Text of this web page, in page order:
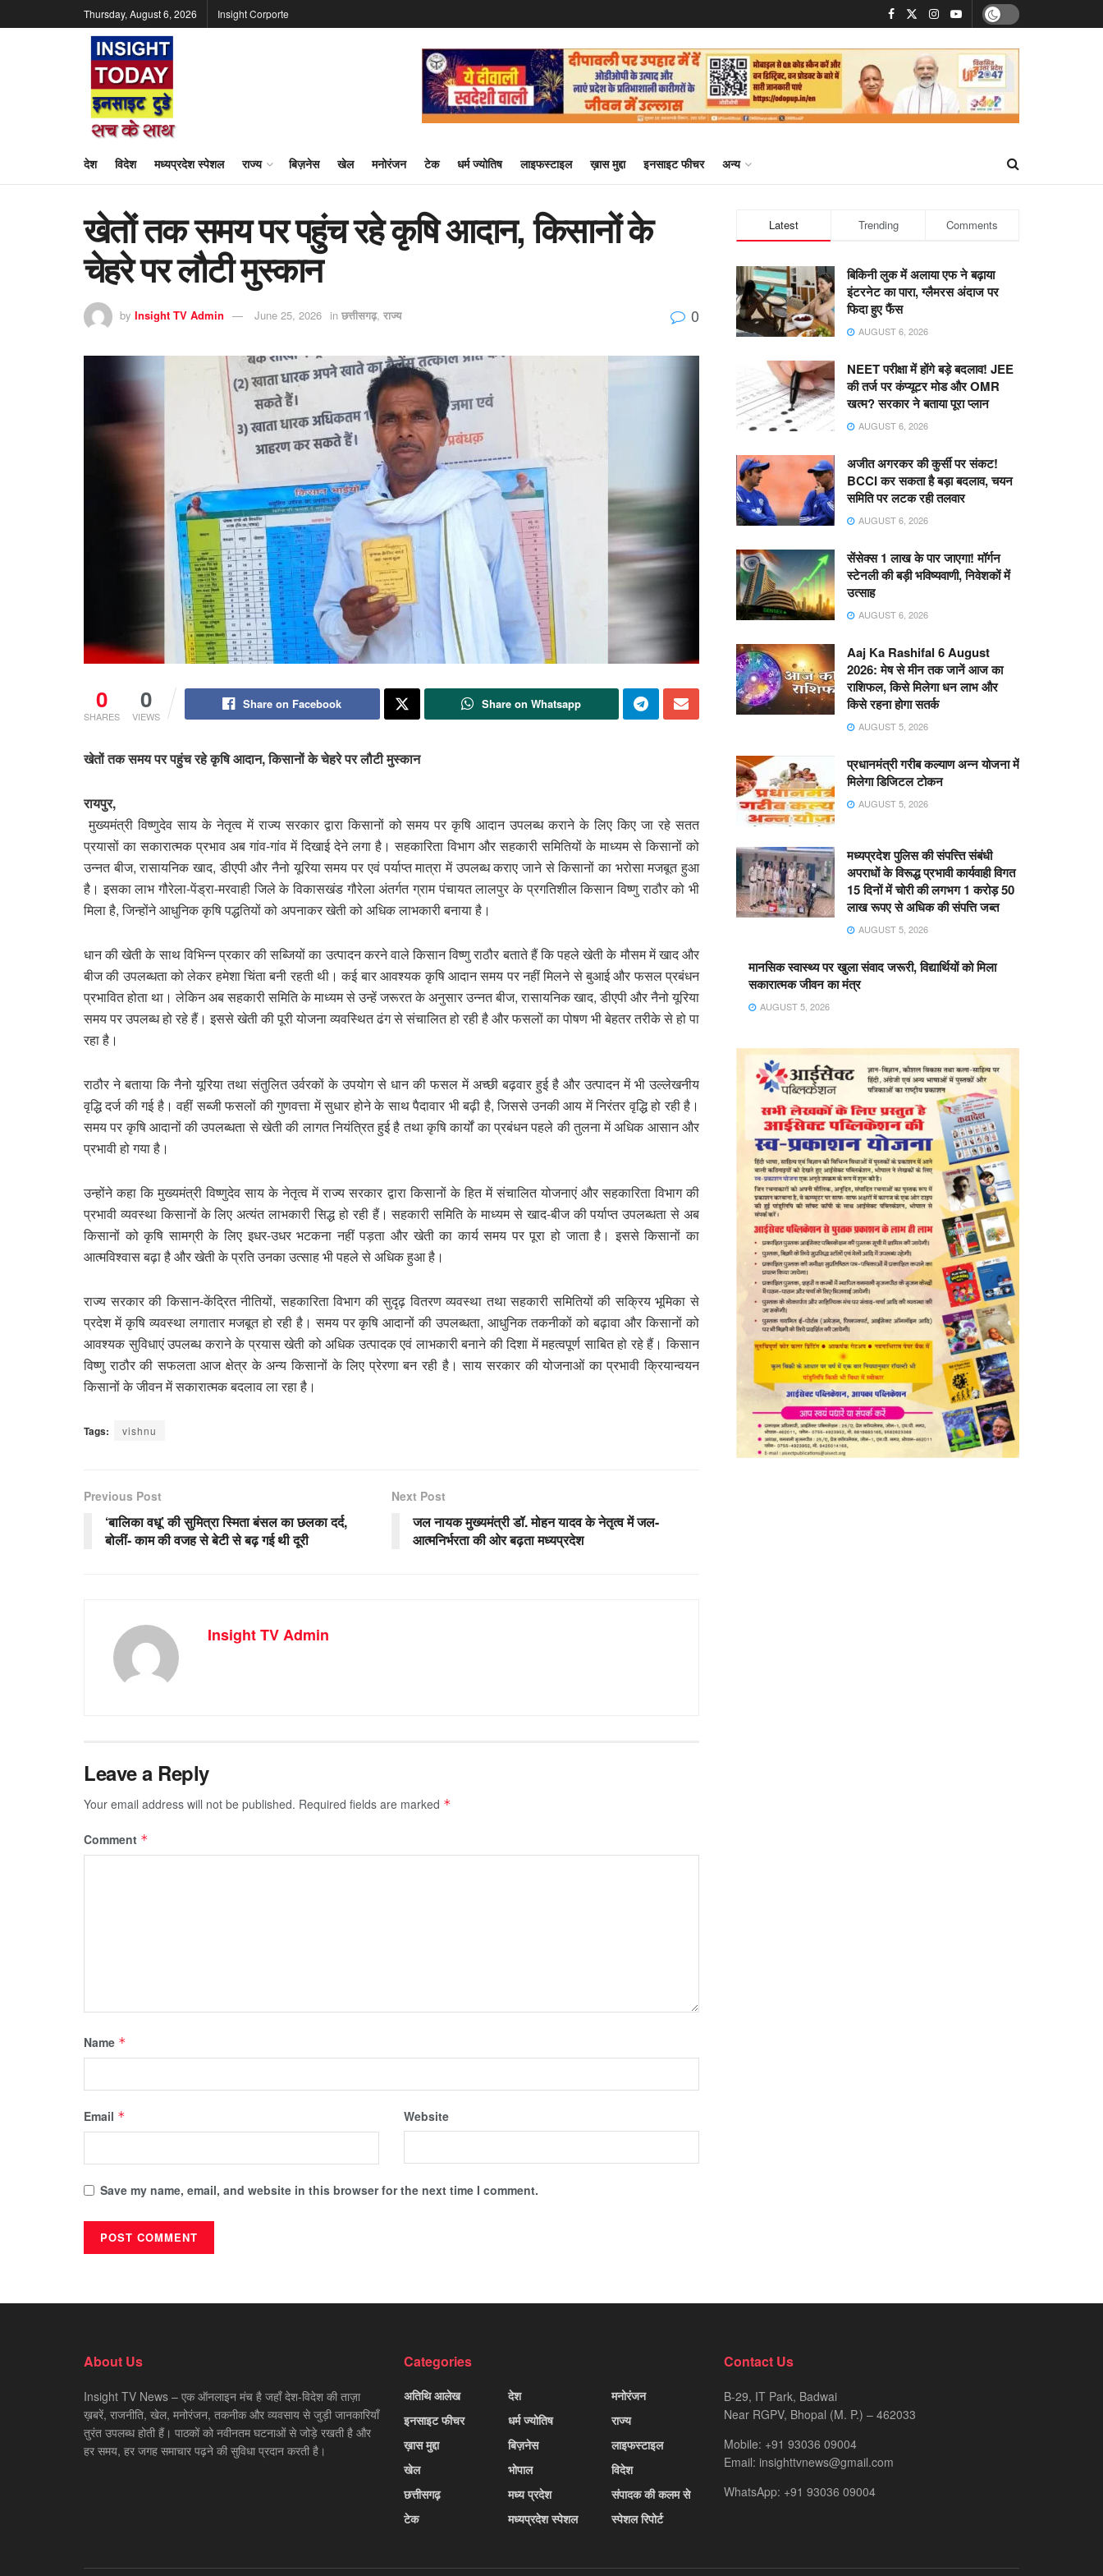
Thursday, August 6, 2026 Insight Corporte
देश विदेश मध्यप्रदेश स्पेशल राज्य बिज़नेस खेल मनोरंजन टेक धर्म ज्योतिष लाइफस्टाइल ख़ास मुद्दा इनसाइट फीचर अन्य
खेतों तक समय पर पहुंच रहे कृषि आदान, किसानों के
चेहरे पर लौटी मुस्कान
by Insight TV Admin June 25, 2026 in छत्तीसगढ़, राज्य 0
0
SHARES
0
VIEWS
Share on Facebook Share on Whatsapp
खेतों तक समय पर पहुंच रहे कृषि आदान, किसानों के चेहरे पर लौटी मुस्कान
रायपुर,
मुख्यमंत्री विष्णुदेव साय के नेतृत्व में राज्य सरकार द्वारा किसानों को समय पर कृषि आदान उपलब्ध कराने के लिए किए जा रहे सतत
प्रयासों का सकारात्मक प्रभाव अब गांव-गांव में दिखाई देने लगा है। सहकारिता विभाग और सहकारी समितियों के माध्यम से किसानों को
उन्नत बीज, रासायनिक खाद, डीएपी और नैनो यूरिया समय पर एवं पर्याप्त मात्रा में उपलब्ध कराए जाने से किसानों का भरोसा मजबूत हुआ
है। इसका लाभ गौरेला-पेंड्रा-मरवाही जिले के विकासखंड गौरेला अंतर्गत ग्राम पंचायत लालपुर के प्रगतिशील किसान विष्णु राठौर को भी
मिला है, जिन्होंने आधुनिक कृषि पद्धतियों को अपनाकर खेती को अधिक लाभकारी बनाया है।
धान की खेती के साथ विभिन्न प्रकार की सब्जियों का उत्पादन करने वाले किसान विष्णु राठौर बताते हैं कि पहले खेती के मौसम में खाद और
बीज की उपलब्धता को लेकर हमेशा चिंता बनी रहती थी। कई बार आवश्यक कृषि आदान समय पर नहीं मिलने से बुआई और फसल प्रबंधन
प्रभावित होता था। लेकिन अब सहकारी समिति के माध्यम से उन्हें जरूरत के अनुसार उन्नत बीज, रासायनिक खाद, डीएपी और नैनो यूरिया
समय पर उपलब्ध हो रहे हैं। इससे खेती की पूरी योजना व्यवस्थित ढंग से संचालित हो रही है और फसलों का पोषण भी बेहतर तरीके से हो पा
रहा है।
राठौर ने बताया कि नैनो यूरिया तथा संतुलित उर्वरकों के उपयोग से धान की फसल में अच्छी बढ़वार हुई है और उत्पादन में भी उल्लेखनीय
वृद्धि दर्ज की गई है। वहीं सब्जी फसलों की गुणवत्ता में सुधार होने के साथ पैदावार भी बढ़ी है, जिससे उनकी आय में निरंतर वृद्धि हो रही है।
समय पर कृषि आदानों की उपलब्धता से खेती की लागत नियंत्रित हुई है तथा कृषि कार्यों का प्रबंधन पहले की तुलना में अधिक आसान और
प्रभावी हो गया है।
उन्होंने कहा कि मुख्यमंत्री विष्णुदेव साय के नेतृत्व में राज्य सरकार द्वारा किसानों के हित में संचालित योजनाएं और सहकारिता विभाग की
प्रभावी व्यवस्था किसानों के लिए अत्यंत लाभकारी सिद्ध हो रही हैं। सहकारी समिति के माध्यम से खाद-बीज की पर्याप्त उपलब्धता से अब
किसानों को कृषि सामग्री के लिए इधर-उधर भटकना नहीं पड़ता और खेती का कार्य समय पर पूरा हो जाता है। इससे किसानों का
आत्मविश्वास बढ़ा है और खेती के प्रति उनका उत्साह भी पहले से अधिक हुआ है।
राज्य सरकार की किसान-केंद्रित नीतियों, सहकारिता विभाग की सुदृढ़ वितरण व्यवस्था तथा सहकारी समितियों की सक्रिय भूमिका से
प्रदेश में कृषि व्यवस्था लगातार मजबूत हो रही है। समय पर कृषि आदानों की उपलब्धता, आधुनिक तकनीकों को बढ़ावा और किसानों को
आवश्यक सुविधाएं उपलब्ध कराने के प्रयास खेती को अधिक उत्पादक एवं लाभकारी बनाने की दिशा में महत्वपूर्ण साबित हो रहे हैं। किसान
विष्णु राठौर की सफलता आज क्षेत्र के अन्य किसानों के लिए प्रेरणा बन रही है। साय सरकार की योजनाओं का प्रभावी क्रियान्वयन
किसानों के जीवन में सकारात्मक बदलाव ला रहा है।
Tags: vishnu
Previous Post
‘बालिका वधू’ की सुमित्रा स्मिता बंसल का छलका दर्द,
बोलीं- काम की वजह से बेटी से बढ़ गई थी दूरी
Next Post
जल नायक मुख्यमंत्री डॉ. मोहन यादव के नेतृत्व में जल-
आत्मनिर्भरता की ओर बढ़ता मध्यप्रदेश
Insight TV Admin
Leave a Reply
Your email address will not be published. Required fields are marked *
Comment *
Name *
Email * Website
Save my name, email, and website in this browser for the next time I comment.
Latest Trending Comments
बिकिनी लुक में अलाया एफ ने बढ़ाया
इंटरनेट का पारा, ग्लैमरस अंदाज पर
फिदा हुए फैंस
AUGUST 6, 2026
NEET परीक्षा में होंगे बड़े बदलाव! JEE
की तर्ज पर कंप्यूटर मोड और OMR
खत्म? सरकार ने बताया पूरा प्लान
AUGUST 6, 2026
अजीत अगरकर की कुर्सी पर संकट!
BCCI कर सकता है बड़ा बदलाव, चयन
समिति पर लटक रही तलवार
AUGUST 6, 2026
सेंसेक्स 1 लाख के पार जाएगा! मॉर्गन
स्टेनली की बड़ी भविष्यवाणी, निवेशकों में
उत्साह
AUGUST 6, 2026
Aaj Ka Rashifal 6 August
2026: मेष से मीन तक जानें आज का
राशिफल, किसे मिलेगा धन लाभ और
किसे रहना होगा सतर्क
AUGUST 5, 2026
प्रधानमंत्री गरीब कल्याण अन्न योजना में
मिलेगा डिजिटल टोकन
AUGUST 5, 2026
मध्यप्रदेश पुलिस की संपत्त्ति संबंधी
अपराधों के विरूद्ध प्रभावी कार्यवाही विगत
15 दिनों में चोरी की लगभग 1 करोड़ 50
लाख रूपए से अधिक की संपत्ति जब्‍त
AUGUST 5, 2026
मानसिक स्वास्थ्य पर खुला संवाद जरूरी, विद्यार्थियों को मिला
सकारात्मक जीवन का मंत्र
AUGUST 5, 2026
About Us
Insight TV News – एक ऑनलाइन मंच है जहाँ देश-विदेश की ताज़ा
ख़बरें, राजनीति, खेल, मनोरंजन, तकनीक और व्यवसाय से जुड़ी जानकारियाँ
तुरंत उपलब्ध होती हैं। पाठकों को नवीनतम घटनाओं से जोड़े रखती है और
हर समय, हर जगह समाचार पढ़ने की सुविधा प्रदान करती है।
Categories
अतिथि आलेख
इनसाइट फीचर
ख़ास मुद्दा
खेल
छत्तीसगढ़
टेक
देश
धर्म ज्योतिष
बिज़नेस
भोपाल
मध्य प्रदेश
मध्यप्रदेश स्पेशल
मनोरंजन
राज्य
लाइफस्टाइल
विदेश
संपादक की कलम से
स्पेशल रिपोर्ट
Contact Us
B-29, IT Park, Badwai
Near RGPV, Bhopal (M. P.) – 462033
Mobile: +91 93036 09004
Email: insighttvnews@gmail.com
WhatsApp: +91 93036 09004